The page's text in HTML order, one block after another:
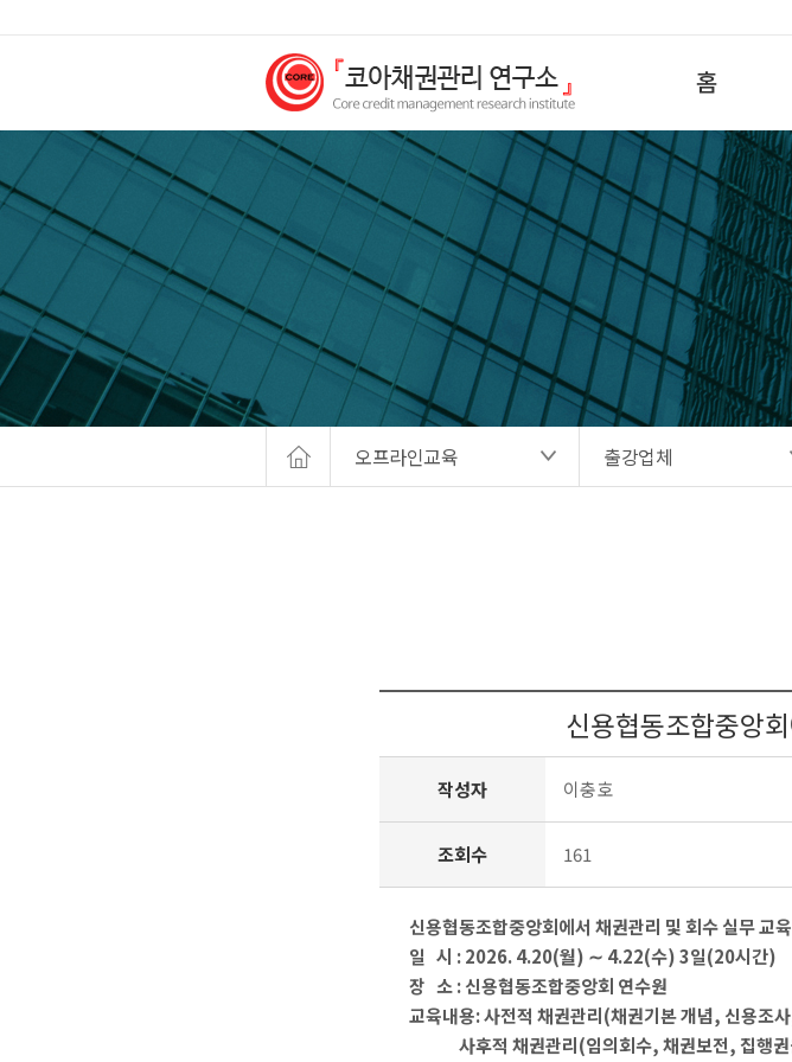
홈
오프라인교육 출강업체
신용협동조합중앙
작성자 이충호
조회수 161
신용협동조합중앙회에서 채권관리 및 회수 실무 교
일 시 : 2026. 4.20(월) ∼ 4.22(수) 3일(20시간)
장 소 : 신용협동조합중앙회 연수원
교육내용: 사전적 채권관리(채권기본 개념, 신용조
사후적 채권관리(임의회수, 채권보전, 집행권